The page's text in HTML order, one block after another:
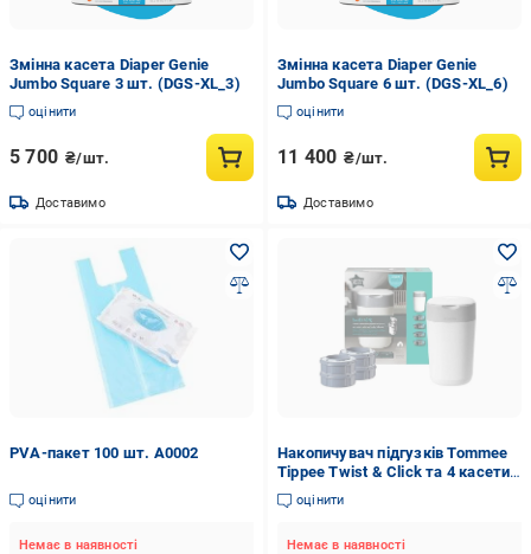
Змінна касета Diaper Genie
Jumbo Square 3 шт. (DGS-XL_3)
оцінити
5 700 ₴/шт.
Доставимо
Змінна касета Diaper Genie
Jumbo Square 6 шт. (DGS-XL_6)
оцінити
11 400 ₴/шт.
Доставимо
PVA-пакет 100 шт. A0002
оцінити
Немає в наявності
Накопичувач підгузків Tommee
Tippee Twist & Click та 4 касети
(33859424)
оцінити
Немає в наявності